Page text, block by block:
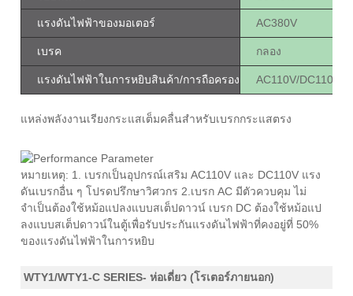
แรงดันไฟฟ้าของมอเตอร์ AC380V
เบรค กลอง
แรงดันไฟฟ้าในการหยิบสินค้า/การถือครอง AC110V/DC110V
แหล่งพลังงานเรียงกระแสเต็มคลื่นสำหรับเบรกกระแสตรง
หมายเหตุ: 1. เบรกเป็นอุปกรณ์เสริม AC110V และ DC110V แรง
ดันเบรกอื่น ๆ โปรดปรึกษาวิศวกร 2.เบรก AC มีตัวควบคุม ไม่
จำเป็นต้องใช้หม้อแปลงแบบสเต็ปดาวน์ เบรก DC ต้องใช้หม้อแป
ลงแบบสเต็ปดาวน์ในตู้เพื่อรับประกันแรงดันไฟฟ้าที่คงอยู่ที่ 50%
ของแรงดันไฟฟ้าในการหยิบ
WTY1/WTY1-C SERIES- ห่อเดี่ยว (โรเตอร์ภายนอก)